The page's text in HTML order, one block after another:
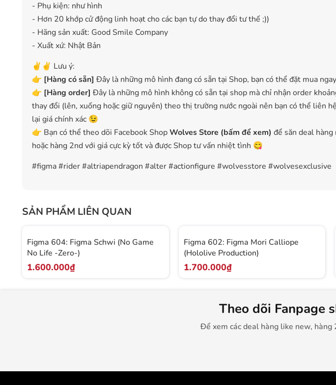
- Phụ kiện: như hình
- Hơn 20 khớp cử động linh hoạt cho các bạn tự do thay đổi tư thế ;))
- Hãng sản xuất: Good Smile Company
- Xuất xứ: Nhật Bản
✌️✌️ Lưu ý:
👉 [Hàng có sẵn] Đây là những mô hình đang có sẵn tại Shop, bạn có thể đặt mua
👉 [Hàng order] Đây là những mô hình không có sẵn tại shop mà chỉ nhận order
thay đổi (lên, xuống hoặc giữ nguyên) theo thị trường nước ngoài nên bạn có thể liên
lại giá chính xác 😉
👉 Bạn có thể theo dõi Facebook ShopWolves Store (bấm để xem) để săn deal
hoặc hàng 2nd với giá cực kỳ tốt và được Shop tư vấn nhiệt tình 😋
#figma #rider #altriapendragon #alter #actionfigure #wolvesstore #wolvesexclusive
SẢN PHẨM LIÊN QUAN
Figma 604: Figma Schwi (No Game
No Life -Zero-)
1.600.000₫
Figma 602: Figma Mori Calliope
(Hololive Production)
1.700.000₫
Theo dõi Fanpage
Để xem các deal hàng like new, hàng